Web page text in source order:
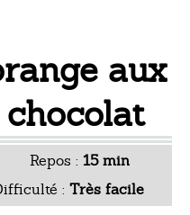
aux
Repos : 15 min
: Très facile